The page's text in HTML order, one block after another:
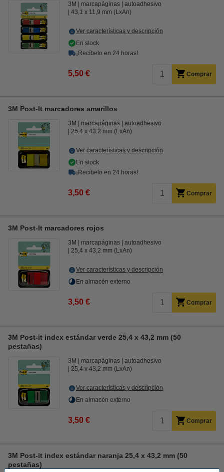
3M marcapáginas
autoadhesivo
43,1 x 11,9 mm (LxAn)
Ver características y descripción
En stock
¡Recíbelo en 24 horas!
5,50 € Comprar
3M Post-It marcadores amarillos
3M marcapáginas
autoadhesivo
25,4 x 43,2 mm (LxAn)
Ver características y descripción
En stock
¡Recíbelo en 24 horas!
3,50 € Comprar
3M Post-It marcadores rojos
3M marcapáginas
autoadhesivo
25,4 x 43,2 mm (LxAn)
Ver características y descripción
En almacén externo
3,50 € Comprar
3M Post-it index estándar verde 25,4 x 43,2 mm (50
pestañas)
3M marcapáginas
autoadhesivo
25,4 x 43,2 mm (LxAn)
Ver características y descripción
En almacén externo
3,50 € Comprar
3M Post-it index estándar naranja 25,4 x 43,2 mm (50
pestañas)